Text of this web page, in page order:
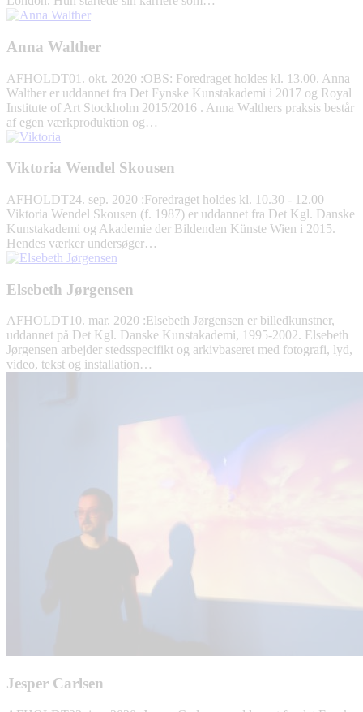
Anna Walther
AFHOLDT01. okt. 2020 :OBS: Foredraget holdes kl. 13.00. Anna
Walther er uddannet fra Det Fynske Kunstakademi i 2017 og Royal
Institute of Art Stockholm 2015/2016 . Anna Walthers praksis består
af egen værkproduktion og…
Viktoria Wendel Skousen
AFHOLDT24. sep. 2020 :Foredraget holdes kl. 10.30 - 12.00
Viktoria Wendel Skousen (f. 1987) er uddannet fra Det Kgl. Danske
Kunstakademi og Akademie der Bildenden Künste Wien i 2015.
Hendes værker undersøger…
Elsebeth Jørgensen
AFHOLDT10. mar. 2020 :Elsebeth Jørgensen er billedkunstner,
uddannet på Det Kgl. Danske Kunstakademi, 1995-2002. Elsebeth
Jørgensen arbejder stedsspecifikt og arkivbaseret med fotografi, lyd,
video, tekst og installation…
Jesper Carlsen